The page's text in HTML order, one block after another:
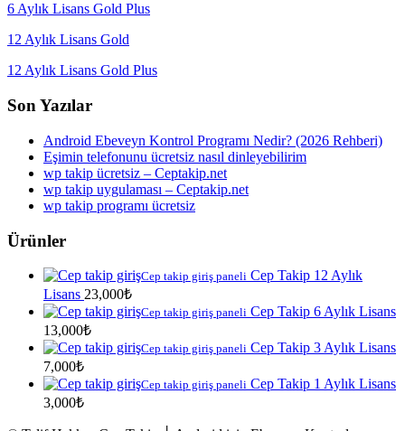
6 Aylık Lisans Gold Plus
12 Aylık Lisans Gold
12 Aylık Lisans Gold Plus
Son Yazılar
Android Ebeveyn Kontrol Programı Nedir? (2026 Rehberi)
Eşimin telefonunu ücretsiz nasıl dinleyebilirim
wp takip ücretsiz – Ceptakip.net
wp takip uygulaması – Ceptakip.net
wp takip programı ücretsiz
Ürünler
Cep takip giriş paneli Cep Takip 12 Aylık
Lisans 23,000₺
Cep takip giriş paneli Cep Takip 6 Aylık Lisans
13,000₺
Cep takip giriş paneli Cep Takip 3 Aylık Lisans
7,000₺
Cep takip giriş paneli Cep Takip 1 Aylık Lisans
3,000₺